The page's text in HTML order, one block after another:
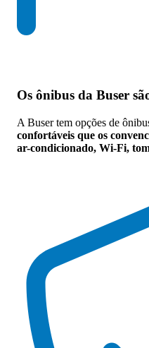
Os ônibus da Buser
A Buser tem opções de
confortáveis que os
ar-condicionado, Wi-Fi,